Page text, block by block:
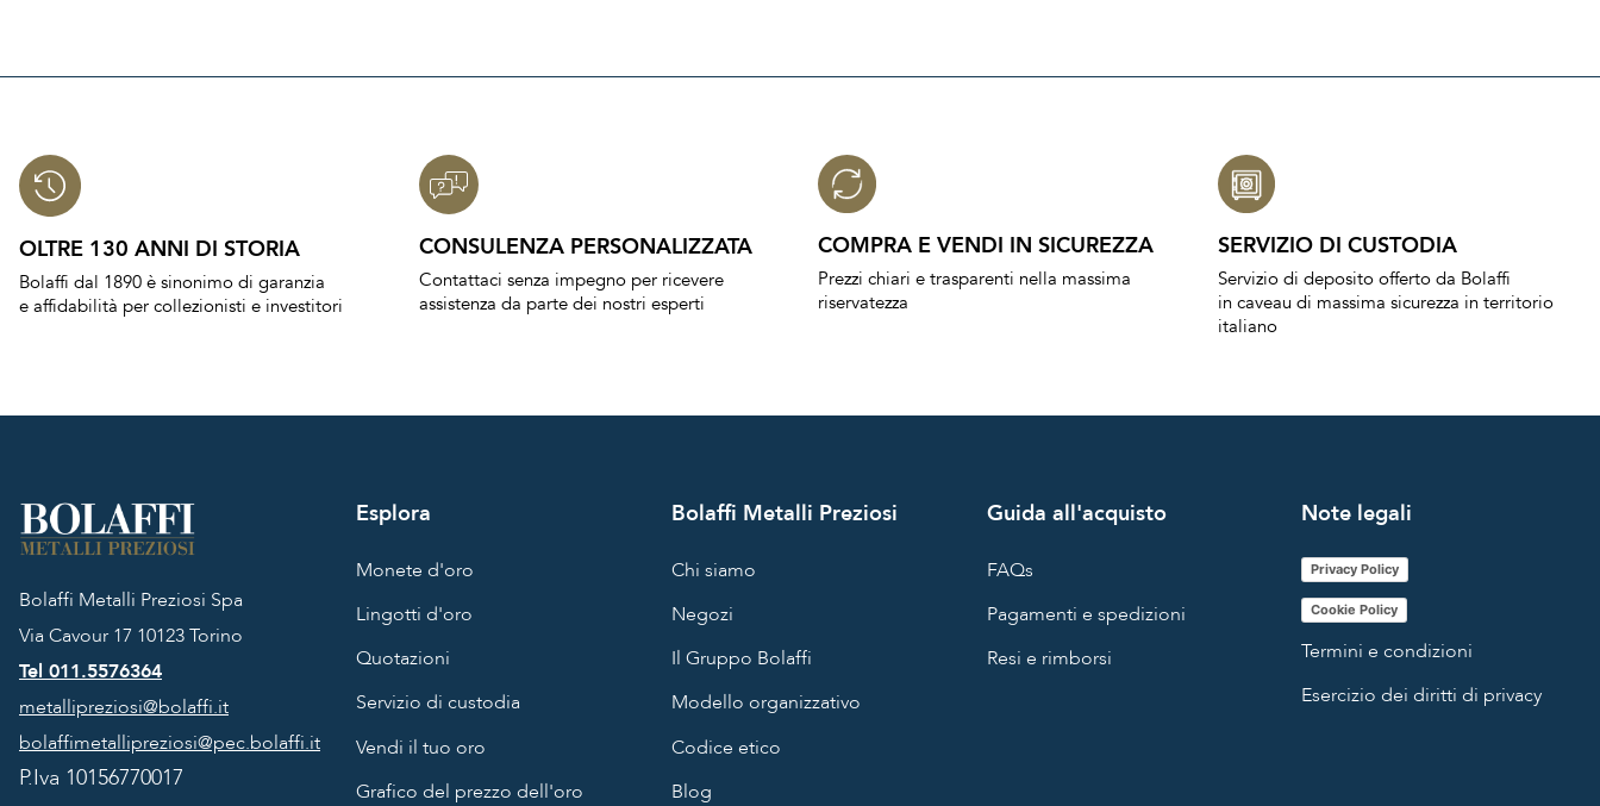
OLTRE 130 ANNI DI STORIA
Bolaffi dal 1890 è sinonimo di garanzia
e affidabilità per collezionisti e investitori
CONSULENZA PERSONALIZZATA
Contattaci senza impegno per ricevere
assistenza da parte dei nostri esperti
COMPRA E VENDI IN SICUREZZA
Prezzi chiari e trasparenti nella massima
riservatezza
SERVIZIO DI CUSTODIA
Servizio di deposito offerto da Bolaffi
in caveau di massima sicurezza in territorio
italiano
Bolaffi Metalli Preziosi Spa
Via Cavour 17 10123 Torino
Tel 011.5576364
metallipreziosi@bolaffi.it
bolaffimetallipreziosi@pec.bolaffi.it
P.Iva 10156770017
Esplora
Monete d'oro
Lingotti d'oro
Quotazioni
Servizio di custodia
Vendi il tuo oro
Grafico del prezzo dell'oro
Bolaffi Metalli Preziosi
Chi siamo
Negozi
Il Gruppo Bolaffi
Modello organizzativo
Codice etico
Blog
Guida all'acquisto
FAQs
Pagamenti e spedizioni
Resi e rimborsi
Note legali
Privacy Policy
Cookie Policy
Termini e condizioni
Esercizio dei diritti di privacy